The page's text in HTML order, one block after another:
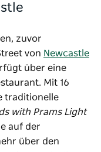
zuvor
von Newcastle
über eine
Mit 16
traditionelle
with Prams Light
auf der
über den